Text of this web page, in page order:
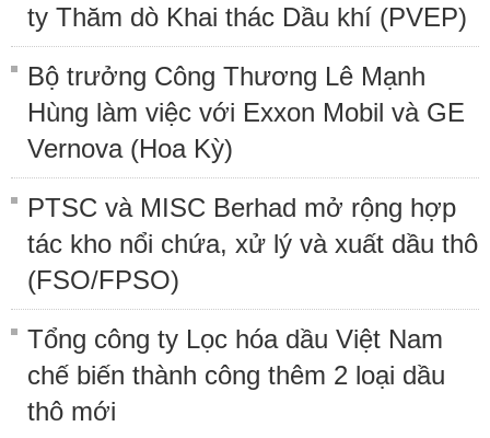
ty Thăm dò Khai thác Dầu khí (PVEP)
Bộ trưởng Công Thương Lê Mạnh
Hùng làm việc với Exxon Mobil và GE
Vernova (Hoa Kỳ)
PTSC và MISC Berhad mở rộng hợp
tác kho nổi chứa, xử lý và xuất dầu thô
(FSO/FPSO)
Tổng công ty Lọc hóa dầu Việt Nam
chế biến thành công thêm 2 loại dầu
thô mới